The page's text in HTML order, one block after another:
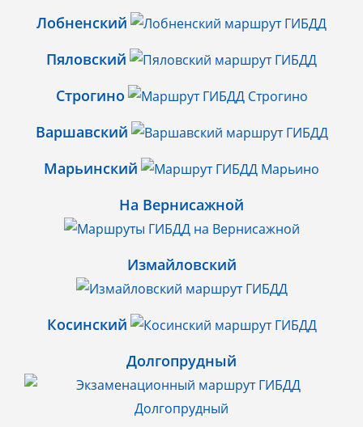
Лобненский
Пяловский
Строгино
Варшавский
Марьинский
На Вернисажной
Измайловский
Косинский
Долгопрудный